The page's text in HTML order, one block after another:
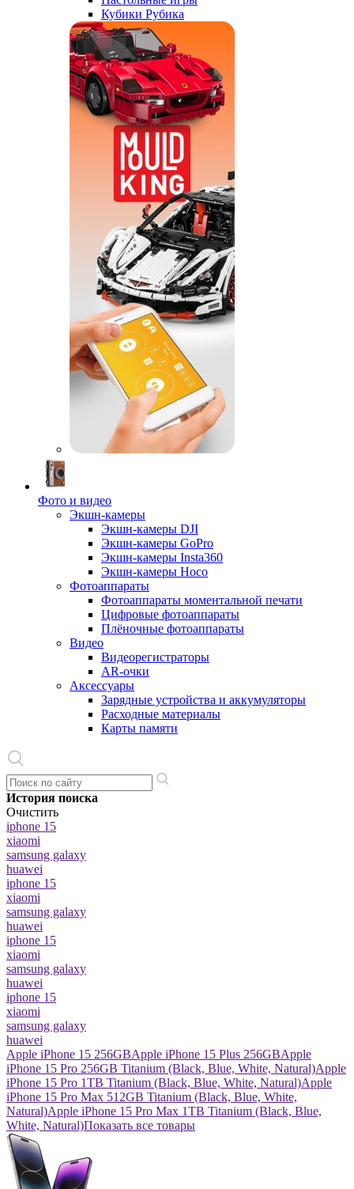
Кубики Рубика
Фото и видео
Экшн-камеры
Экшн-камеры DJI
Экшн-камеры GoPro
Экшн-камеры Insta360
Экшн-камеры Hoco
Фотоаппараты
Фотоаппараты моментальной печати
Цифровые фотоаппараты
Плёночные фотоаппараты
Видео
Видеорегистраторы
AR-очки
Аксессуары
Зарядные устройства и аккумуляторы
Расходные материалы
Карты памяти
История поиска
Очистить
iphone 15
xiaomi
samsung galaxy
huawei
iphone 15
xiaomi
samsung galaxy
huawei
iphone 15
xiaomi
samsung galaxy
huawei
iphone 15
xiaomi
samsung galaxy
huawei
Apple iPhone 15 256GBApple iPhone 15 Plus 256GBApple
iPhone 15 Pro 256GB Titanium (Black, Blue, White, Natural)Apple
iPhone 15 Pro 1TB Titanium (Black, Blue, White, Natural)Apple
iPhone 15 Pro Max 512GB Titanium (Black, Blue, White,
Natural)Apple iPhone 15 Pro Max 1TB Titanium (Black, Blue,
White, Natural)Показать все товары